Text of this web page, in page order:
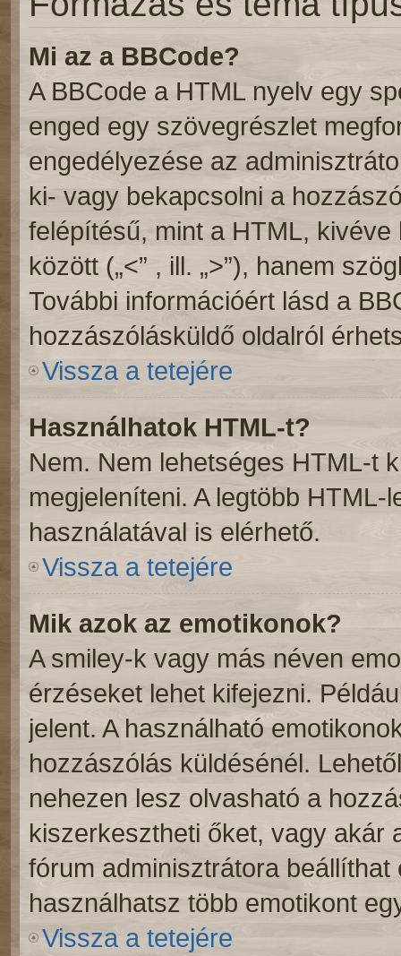
Mi az a BBCode?
A BBCode a HTML nyelv egy
enged egy szövegrészlet
engedélyezése az
ki- vagy bekapcsolni a
felépítésű, mint a HTML,
között („<” , ill. „>”), hanem
További információért lásd a
hozzászólásküldő oldalról
Vissza a tetejére
Használhatok HTML-t?
Nem. Nem lehetséges HTML-t
megjeleníteni. A legtöbb
használatával is elérhető.
Vissza a tetejére
Mik azok az emotikonok?
A smiley-k vagy más néven
érzéseket lehet kifejezni.
jelent. A használható
hozzászólás küldésénél.
nehezen lesz olvasható a
kiszerkesztheti őket, vagy akár
fórum adminisztrátora
használhatsz több emotikont
Vissza a tetejére